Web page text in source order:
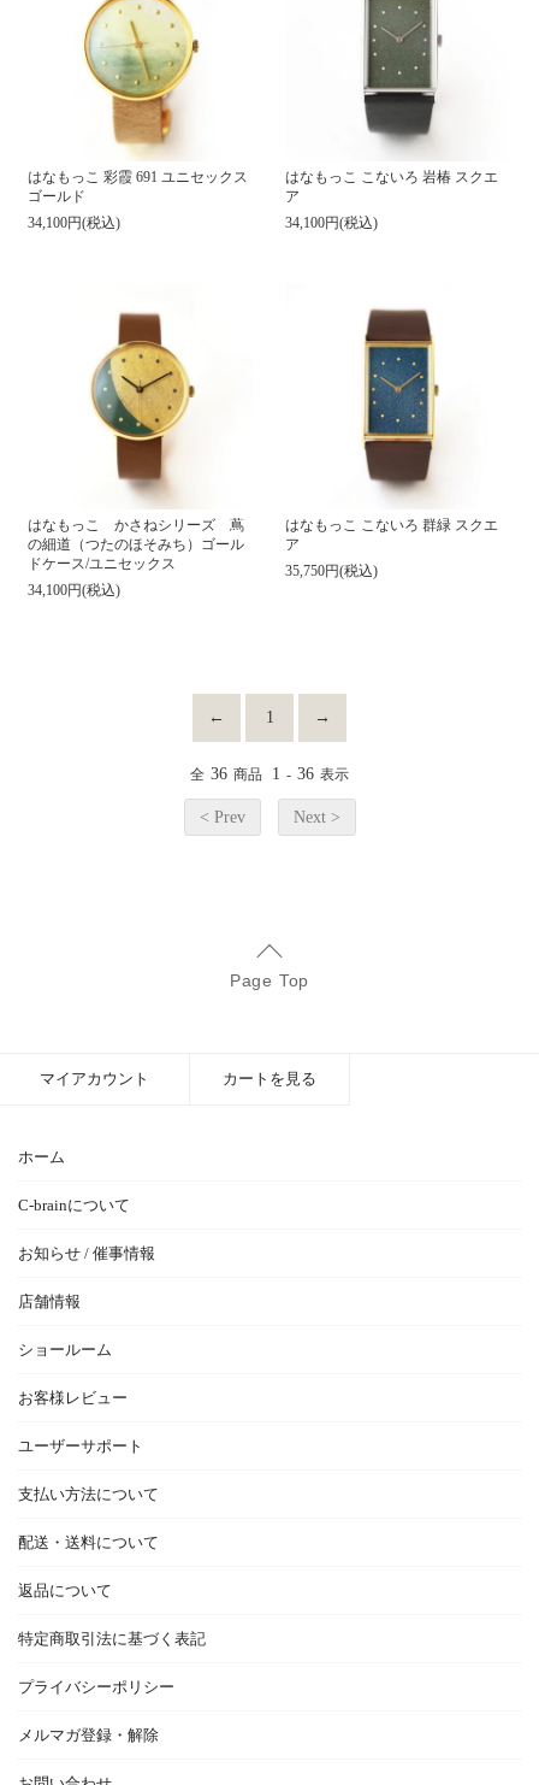
はなもっこ 彩霞 691 ユニセックス
ゴールド
34,100円(税込)
はなもっこ こないろ 岩椿 スクエ
ア
34,100円(税込)
はなもっこ かさねシリーズ 蔦
の細道（つたのほそみち）ゴール
ドケース/ユニセックス
34,100円(税込)
はなもっこ こないろ 群緑 スクエ
ア
35,750円(税込)
← 1 →
全 36 商品 1 - 36 表示
< Prev Next >
Page Top
ホーム
C-brainについて
お知らせ / 催事情報
店舗情報
ショールーム
お客様レビュー
ユーザーサポート
支払い方法について
配送・送料について
返品について
特定商取引法に基づく表記
プライバシーポリシー
メルマガ登録・解除
マイアカウント カートを見る